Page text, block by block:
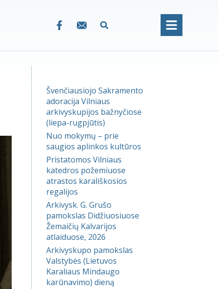
Švenčiausiojo Sakramento
adoracija Vilniaus
arkivyskupijos bažnyčiose
(liepa-rugpjūtis)
Nuo mokymų – prie
saugios aplinkos kultūros
Pristatomos Vilniaus
katedros požemiuose
atrastos karališkosios
regalijos
Arkivysk. G. Grušo
pamokslas Didžiuosiuose
Žemaičių Kalvarijos
atlaiduose, 2026
Arkivyskupo pamokslas
Valstybės (Lietuvos
Karaliaus Mindaugo
karūnavimo) dieną